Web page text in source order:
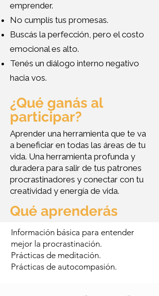
¿Qué ganás al
participar?
Aprender una herramienta que te va
a beneficiar en todas las áreas de tu
vida. Una herramienta profunda y
duradera para salir de tus patrones
procrastinadores y conectar con tu
creatividad y energía de vida.
Qué aprenderás
emprender.
No cumplís tus promesas.
Buscás la perfección, pero el costo
emocional es alto.
Tenés un diálogo interno negativo
hacia vos.
Información básica para entender
mejor la procrastinación.
Prácticas de meditación.
Prácticas de autocompasión.